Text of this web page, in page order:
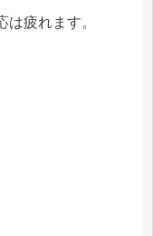
疲れます。